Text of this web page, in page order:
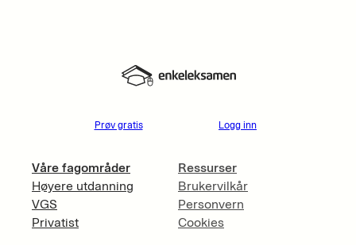
Prøv gratis Logg inn
Våre fagområder
Høyere utdanning
VGS
Privatist
Ressurser
Brukervilkår
Personvern
Cookies